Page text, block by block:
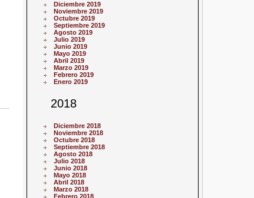
Diciembre 2019
Noviembre 2019
Octubre 2019
Septiembre 2019
Agosto 2019
Julio 2019
Junio 2019
Mayo 2019
Abril 2019
Marzo 2019
Febrero 2019
Enero 2019
2018
Diciembre 2018
Noviembre 2018
Octubre 2018
Septiembre 2018
Agosto 2018
Julio 2018
Junio 2018
Mayo 2018
Abril 2018
Marzo 2018
Febrero 2018